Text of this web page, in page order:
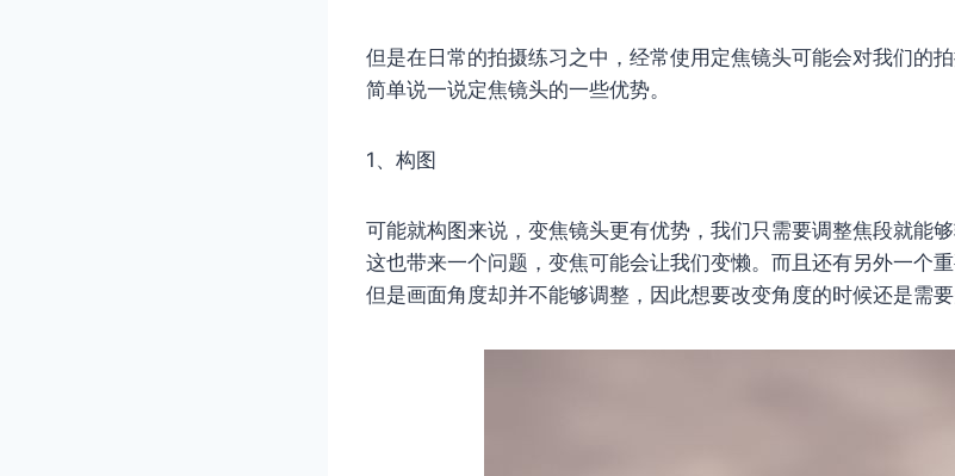
但是在日常的拍摄练习之中，经常使用定焦镜头可能会对我们的
简单说一说定焦镜头的一些优势。
1、构图
可能就构图来说，变焦镜头更有优势，我们只需要调整焦段就能
这也带来一个问题，变焦可能会让我们变懒。而且还有另外一个
但是画面角度却并不能够调整，因此想要改变角度的时候还是需要